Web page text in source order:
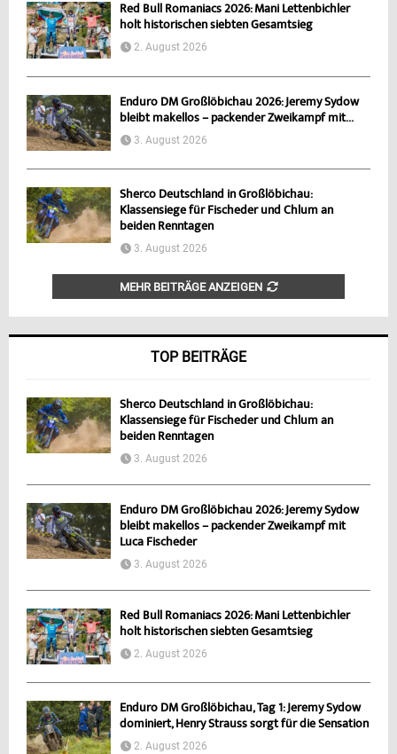
Red Bull Romaniacs 2026: Mani Lettenbichler
holt historischen siebten Gesamtsieg
2. August 2026
Enduro DM Großlöbichau 2026: Jeremy Sydow
bleibt makellos – packender Zweikampf mit...
3. August 2026
Sherco Deutschland in Großlöbichau:
Klassensiege für Fischeder und Chlum an
beiden Renntagen
3. August 2026
MEHR BEITRÄGE ANZEIGEN
TOP BEITRÄGE
Sherco Deutschland in Großlöbichau:
Klassensiege für Fischeder und Chlum an
beiden Renntagen
3. August 2026
Enduro DM Großlöbichau 2026: Jeremy Sydow
bleibt makellos – packender Zweikampf mit
Luca Fischeder
3. August 2026
Red Bull Romaniacs 2026: Mani Lettenbichler
holt historischen siebten Gesamtsieg
2. August 2026
Enduro DM Großlöbichau, Tag 1: Jeremy Sydow
dominiert, Henry Strauss sorgt für die Sensation
2. August 2026